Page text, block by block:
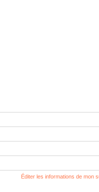
Éditer les informations de mon